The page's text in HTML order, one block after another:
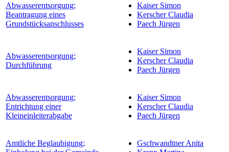
Abwasserentsorgung;
Beantragung eines
Grundstücksanschlusses
Kaiser Simon
Kerscher Claudia
Paech Jürgen
Abwasserentsorgung;
Durchführung
Kaiser Simon
Kerscher Claudia
Paech Jürgen
Abwasserentsorgung;
Entrichtung einer
Kleineinleiterabgabe
Kaiser Simon
Kerscher Claudia
Paech Jürgen
Amtliche Beglaubigung;
Gschwandtner Anita